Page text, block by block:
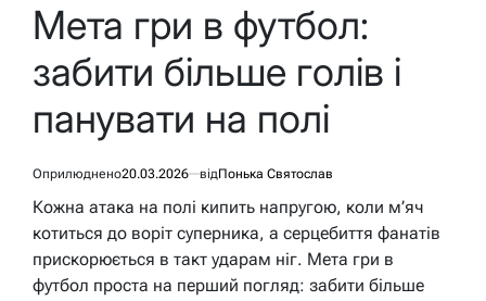
Мета гри в футбол:
забити більше голів і
панувати на полі
Оприлюднено20.03.2026 відПонька Святослав
Кожна атака на полі кипить напругою, коли м’яч
котиться до воріт суперника, а серцебиття фанатів
прискорюється в такт ударам ніг. Мета гри в
футбол проста на перший погляд: забити більше